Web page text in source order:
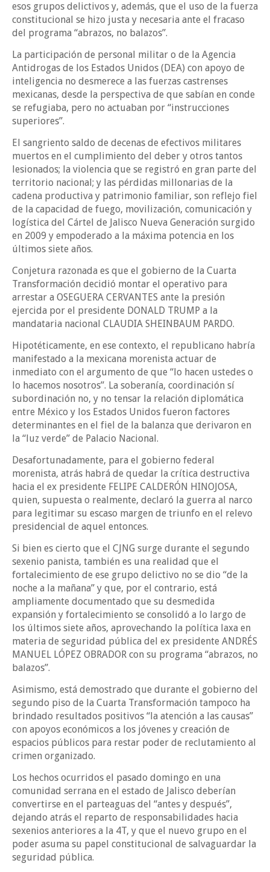
esos grupos delictivos y, además, que el uso de la fuerza
constitucional se hizo justa y necesaria ante el fracaso
del programa “abrazos, no balazos”.
La participación de personal militar o de la Agencia
Antidrogas de los Estados Unidos (DEA) con apoyo de
inteligencia no desmerece a las fuerzas castrenses
mexicanas, desde la perspectiva de que sabían en conde
se refugiaba, pero no actuaban por “instrucciones
superiores”.
El sangriento saldo de decenas de efectivos militares
muertos en el cumplimiento del deber y otros tantos
lesionados; la violencia que se registró en gran parte del
territorio nacional; y las pérdidas millonarias de la
cadena productiva y patrimonio familiar, son reflejo fiel
de la capacidad de fuego, movilización, comunicación y
logística del Cártel de Jalisco Nueva Generación surgido
en 2009 y empoderado a la máxima potencia en los
últimos siete años.
Conjetura razonada es que el gobierno de la Cuarta
Transformación decidió montar el operativo para
arrestar a OSEGUERA CERVANTES ante la presión
ejercida por el presidente DONALD TRUMP a la
mandataria nacional CLAUDIA SHEINBAUM PARDO.
Hipotéticamente, en ese contexto, el republicano habría
manifestado a la mexicana morenista actuar de
inmediato con el argumento de que “lo hacen ustedes o
lo hacemos nosotros”. La soberanía, coordinación sí
subordinación no, y no tensar la relación diplomática
entre México y los Estados Unidos fueron factores
determinantes en el fiel de la balanza que derivaron en
la “luz verde” de Palacio Nacional.
Desafortunadamente, para el gobierno federal
morenista, atrás habrá de quedar la crítica destructiva
hacia el ex presidente FELIPE CALDERÓN HINOJOSA,
quien, supuesta o realmente, declaró la guerra al narco
para legitimar su escaso margen de triunfo en el relevo
presidencial de aquel entonces.
Si bien es cierto que el CJNG surge durante el segundo
sexenio panista, también es una realidad que el
fortalecimiento de ese grupo delictivo no se dio “de la
noche a la mañana” y que, por el contrario, está
ampliamente documentado que su desmedida
expansión y fortalecimiento se consolidó a lo largo de
los últimos siete años, aprovechando la política laxa en
materia de seguridad pública del ex presidente ANDRÉS
MANUEL LÓPEZ OBRADOR con su programa “abrazos, no
balazos”.
Asimismo, está demostrado que durante el gobierno del
segundo piso de la Cuarta Transformación tampoco ha
brindado resultados positivos “la atención a las causas”
con apoyos económicos a los jóvenes y creación de
espacios públicos para restar poder de reclutamiento al
crimen organizado.
Los hechos ocurridos el pasado domingo en una
comunidad serrana en el estado de Jalisco deberían
convertirse en el parteaguas del “antes y después”,
dejando atrás el reparto de responsabilidades hacia
sexenios anteriores a la 4T, y que el nuevo grupo en el
poder asuma su papel constitucional de salvaguardar la
seguridad pública.